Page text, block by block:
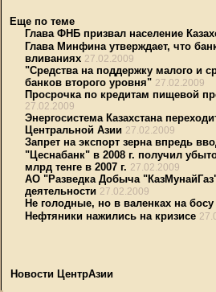
Еще по теме
Глава ФНБ призвал население
Глава Минфина утверждает, что
вливаниях 27.02.2009
"Средства на поддержку малого и
банков второго уровня" 27.02.2009
Просрочка по кредитам пищевой
27.02.2009
Энергосистема Казахстана
Центральной Азии 27.02.2009
Запрет на экспорт зерна впредь
"Цеснабанк" в 2008 г. получил
млрд тенге в 2007 г. 27.02.2009
АО "Разведка Добыча
деятельности 27.02.2009
Не голодные, но в валенках на босу
Нефтяники нажились на кризисе
Новости ЦентрАзии